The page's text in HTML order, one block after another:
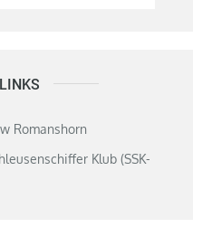
LINKS
Romanshorn
Klub (SSK-